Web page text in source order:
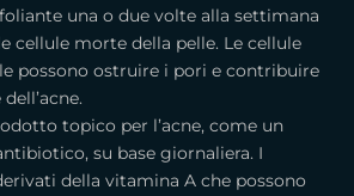
una o due volte alla settimana
cellule morte della pelle. Le cellule
possono ostruire i pori e contribuire
topico per l’acne, come un
su base giornaliera. I
​​della vitamina A che possono